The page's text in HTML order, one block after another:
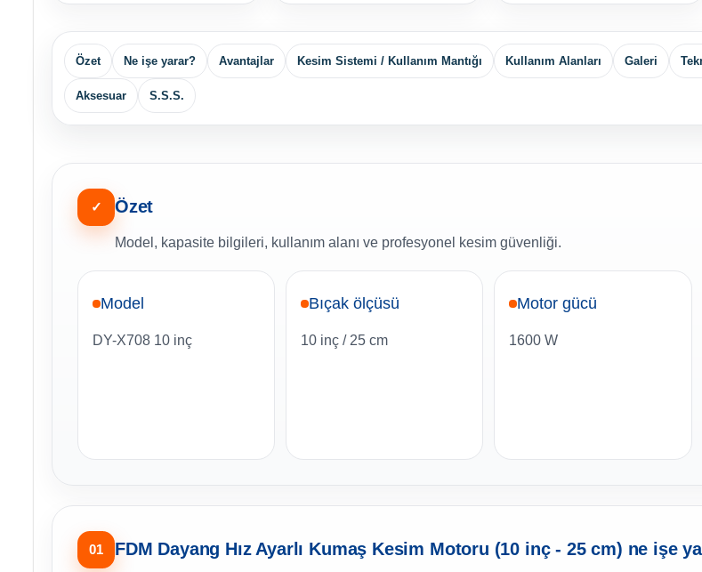
Özet Ne işe yarar? Avantajlar Kesim Sistemi / Kullanım Mantığı Kullanım Alanları Galeri
Aksesuar S.S.S.
✓ Özet
Model, kapasite bilgileri, kullanım alanı ve profesyonel kesim güvenliği.
Model
DY-X708 10 inç
Bıçak ölçüsü
10 inç / 25 cm
Motor gücü
1600 W
01 FDM Dayang Hız Ayarlı Kumaş Kesim Motoru (10 inç - 25 cm) ne işe